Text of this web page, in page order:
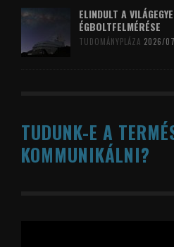
ELINDULT A
ÉGBOLTFELMÉRÉSE
TUDOMÁNYPLÁZA 2026/
TUDUNK-E A
KOMMUNIKÁLNI?